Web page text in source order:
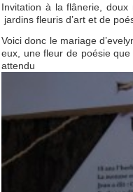
Invitation à la flânerie,
jardins fleuris d’art et de
Voici donc le mariage
eux, une fleur de poésie